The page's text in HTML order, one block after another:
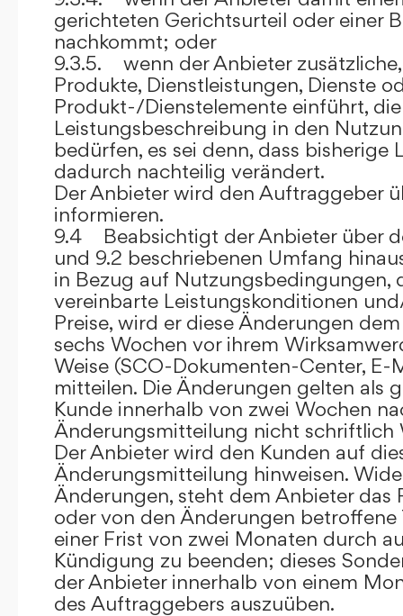
gerichteten Gerichtsurteil oder einer
nachkommt; oder
9.3.5. wenn der Anbieter
Produkte, Dienstleistungen, Dienste
Produkt-/Dienstelemente einführt,
Leistungsbeschreibung in den
bedürfen, es sei denn, dass bisherige
dadurch nachteilig verändert.
Der Anbieter wird den Auftraggeber
informieren.
9.4 Beabsichtigt der Anbieter über
und 9.2 beschriebenen Umfang
in Bezug auf Nutzungsbedingungen,
vereinbarte Leistungskonditionen
Preise, wird er diese Änderungen
sechs Wochen vor ihrem
Weise (SCO-Dokumenten-Center, E-
mitteilen. Die Änderungen gelten als
Kunde innerhalb von zwei Wochen
Änderungsmitteilung nicht schriftlich
Der Anbieter wird den Kunden auf
Änderungsmitteilung hinweisen.
Änderungen, steht dem Anbieter das
oder von den Änderungen betroffene
einer Frist von zwei Monaten durch
Kündigung zu beenden; dieses
der Anbieter innerhalb von einem
des Auftraggebers auszuüben.